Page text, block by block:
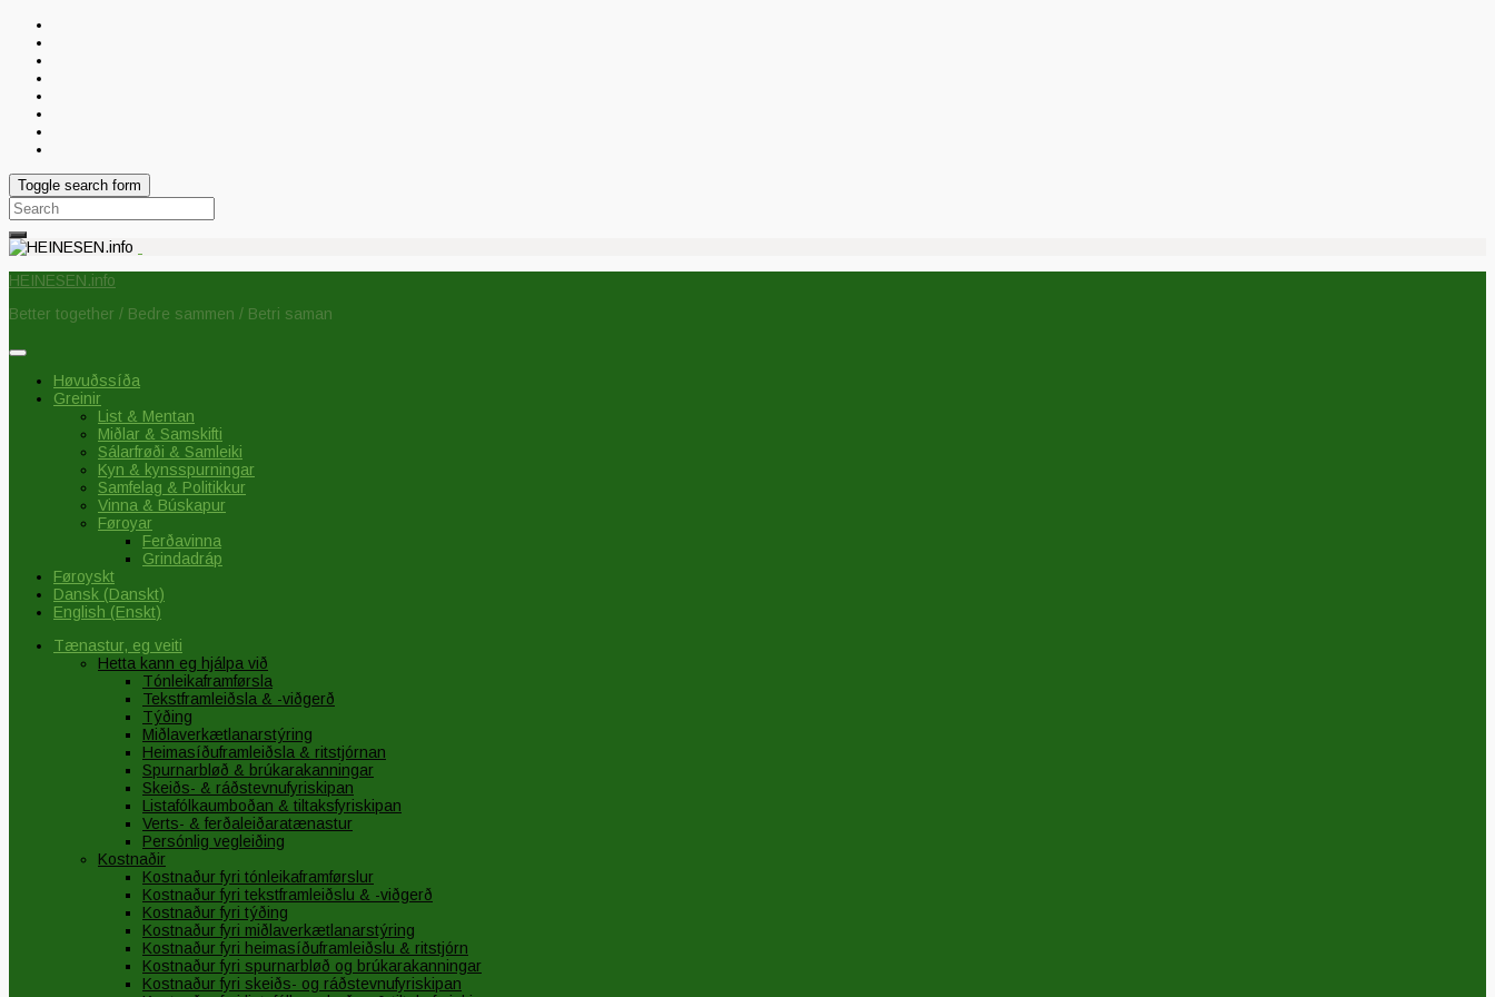
Toggle search form
Search
for:
HEINESEN.info
Better together / Bedre sammen / Betri saman
Høvuðssíða
Greinir
List & Mentan
Miðlar & Samskifti
Sálarfrøði & Samleiki
Kyn & kynsspurningar
Samfelag & Politikkur
Vinna & Búskapur
Føroyar
Ferðavinna
Grindadráp
Føroyskt
Dansk (Danskt)
English (Enskt)
Tænastur, eg veiti
Hetta kann eg hjálpa við
Tónleikaframførsla
Tekstframleiðsla & -viðgerð
Týðing
Miðlaverkætlanarstýring
Heimasíðuframleiðsla & ritstjórnan
Spurnarbløð & brúkarakanningar
Skeiðs- & ráðstevnufyriskipan
Listafólkaumboðan & tiltaksfyriskipan
Verts- & ferðaleiðaratænastur
Persónlig vegleiðing
Kostnaðir
Kostnaður fyri tónleikaframførslur
Kostnaður fyri tekstframleiðslu & -viðgerð
Kostnaður fyri týðing
Kostnaður fyri miðlaverkætlanarstýring
Kostnaður fyri heimasíðuframleiðslu & ritstjórn
Kostnaður fyri spurnarbløð og brúkarakanningar
Kostnaður fyri skeiðs- og ráðstevnufyriskipan